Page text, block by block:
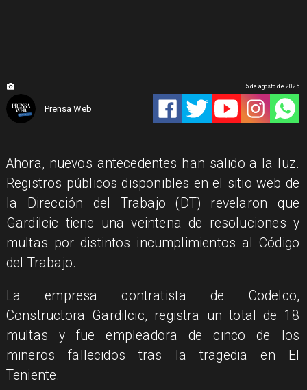
Prensa Web
5 de agosto de 2025
Ahora, nuevos antecedentes han salido a la luz.
Registros públicos disponibles en el sitio web de
la Dirección del Trabajo (DT) revelaron que
Gardilcic tiene una veintena de resoluciones y
multas por distintos incumplimientos al Código
del Trabajo.
La empresa contratista de Codelco,
Constructora Gardilcic, registra un total de 18
multas y fue empleadora de cinco de los
mineros fallecidos tras la tragedia en El
Teniente.